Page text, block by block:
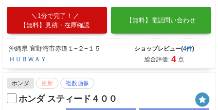
1分で完了！
【無料】見積・在庫確認
【無料】電話問い合わせ
沖縄県 宜野湾市赤道１−２−１５
ＨＵＢＷＡＹ
ショップレビュー(4件)
総合評価: 4 点
ホンダ 更新 複数画像
ホンダ スティード４００